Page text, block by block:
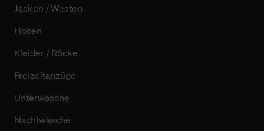
Jacken / Westen
Hosen
Kleider / Röcke
Freizeitanzüge
Unterwäsche
Nachtwäsche